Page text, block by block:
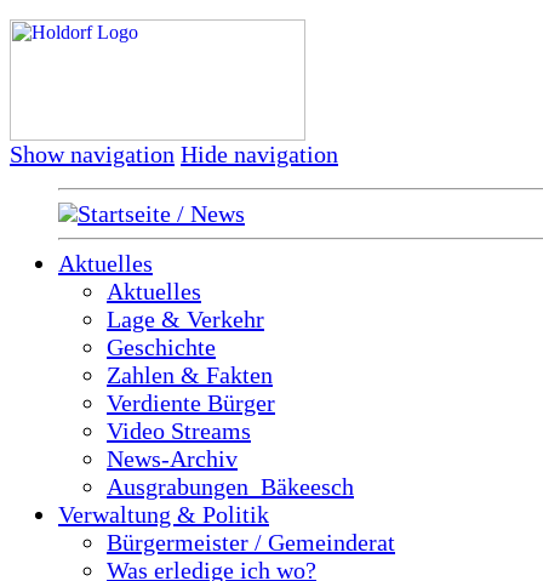
Show navigation Hide navigation
Startseite / News
Aktuelles
Aktuelles
Lage & Verkehr
Geschichte
Zahlen & Fakten
Verdiente Bürger
Video Streams
News-Archiv
Ausgrabungen_Bäkeesch
Verwaltung & Politik
Bürgermeister / Gemeinderat
Was erledige ich wo?